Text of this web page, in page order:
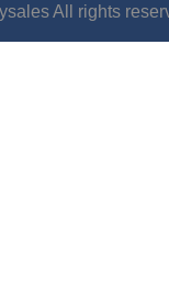
All rights